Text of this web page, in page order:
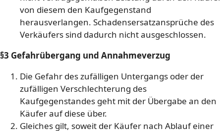
von diesem den Kaufgegenstand
herausverlangen. Schadensersatzansprüche des
Verkäufers sind dadurch nicht ausgeschlossen.
§3 Gefahrübergang und Annahmeverzug
Die Gefahr des zufälligen Untergangs oder der
zufälligen Verschlechterung des
Kaufgegenstandes geht mit der Übergabe an den
Käufer auf diese über.
Gleiches gilt, soweit der Käufer nach Ablauf einer